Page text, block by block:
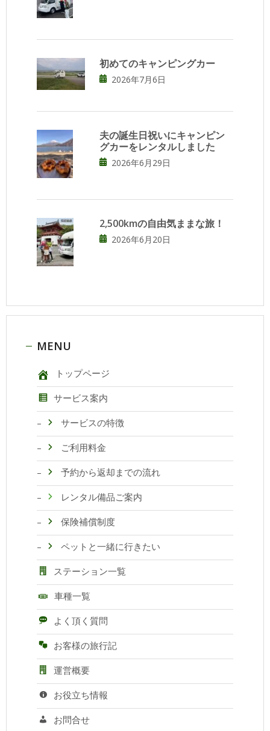
初めてのキャンピングカー
2026年7月6日
夫の誕生日祝いにキャンピン
グカーをレンタルしました
2026年6月29日
2,500kmの自由気ままな旅！
2026年6月20日
MENU
トップページ
サービス案内
サービスの特徴
ご利用料金
予約から返却までの流れ
レンタル備品ご案内
保険補償制度
ペットと一緒に行きたい
ステーション一覧
車種一覧
よく頂く質問
お客様の旅行記
運営概要
お役立ち情報
お問合せ